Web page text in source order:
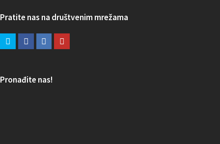
Pratite nas na društvenim mrežama
Pronađite nas!